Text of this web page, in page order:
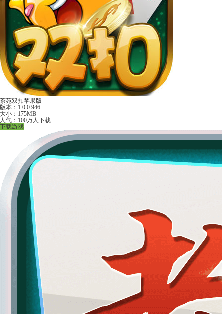
茶苑双扣苹果版
版本：1.0.0.946
大小：175MB
人气：100万人下载
下载游戏